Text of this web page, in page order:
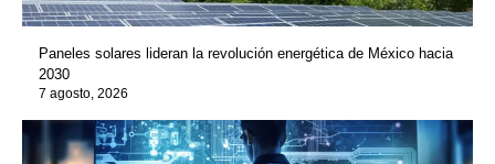
Paneles solares lideran la revolución energética de México hacia
2030
7 agosto, 2026